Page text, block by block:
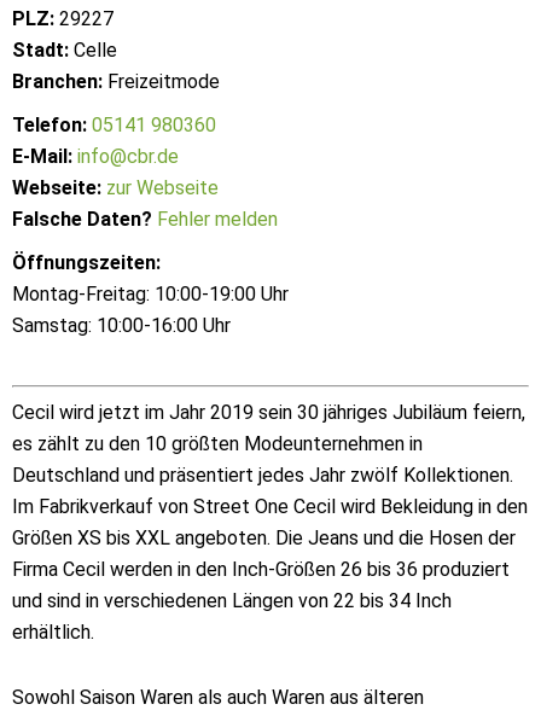
PLZ: 29227
Stadt: Celle
Branchen: Freizeitmode
Telefon: 05141 980360
E-Mail: info@cbr.de
Webseite: zur Webseite
Falsche Daten? Fehler melden
Öffnungszeiten:
Montag-Freitag: 10:00-19:00 Uhr
Samstag: 10:00-16:00 Uhr
Cecil wird jetzt im Jahr 2019 sein 30 jähriges Jubiläum feiern,
es zählt zu den 10 größten Modeunternehmen in
Deutschland und präsentiert jedes Jahr zwölf Kollektionen.
Im Fabrikverkauf von Street One Cecil wird Bekleidung in den
Größen XS bis XXL angeboten. Die Jeans und die Hosen der
Firma Cecil werden in den Inch-Größen 26 bis 36 produziert
und sind in verschiedenen Längen von 22 bis 34 Inch
erhältlich.
Sowohl Saison Waren als auch Waren aus älteren